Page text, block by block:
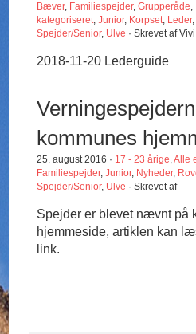
Bæver, Familiespejder,Grupperåde,
kategoriseret,Junior, Korpset, Leder,
Spejder/Senior, Ulve · Skrevet af
2018-11-20 Lederguide
kommunes
25. august 2016 · 17 - 23 årige,Alle
Familiespejder,Junior, Nyheder,
Spejder/Senior, Ulve · Skrevet af
Spejder er blevet nævnt på
hjemmeside, artiklen kan
link.